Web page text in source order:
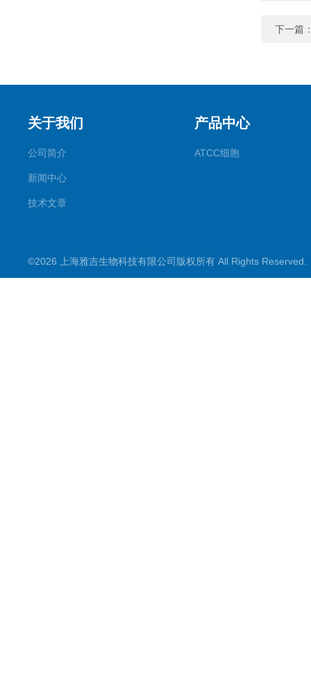
下一篇
关于我们
公司简介
新闻中心
技术文章
产品中心
ATCC细胞
©2026 上海雅吉生物科技有限公司版权所有 All Rights